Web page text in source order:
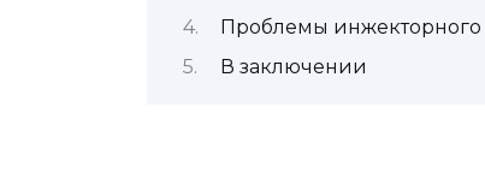
Проблемы инжекторного
В заключении